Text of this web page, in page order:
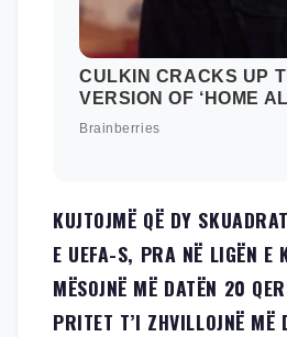
KUJTOJMË QË DY
E UEFA-S, PRA NË LIGËN E
MËSOJNË MË DATËN 20
PRITET T’I ZHVILLOJNË